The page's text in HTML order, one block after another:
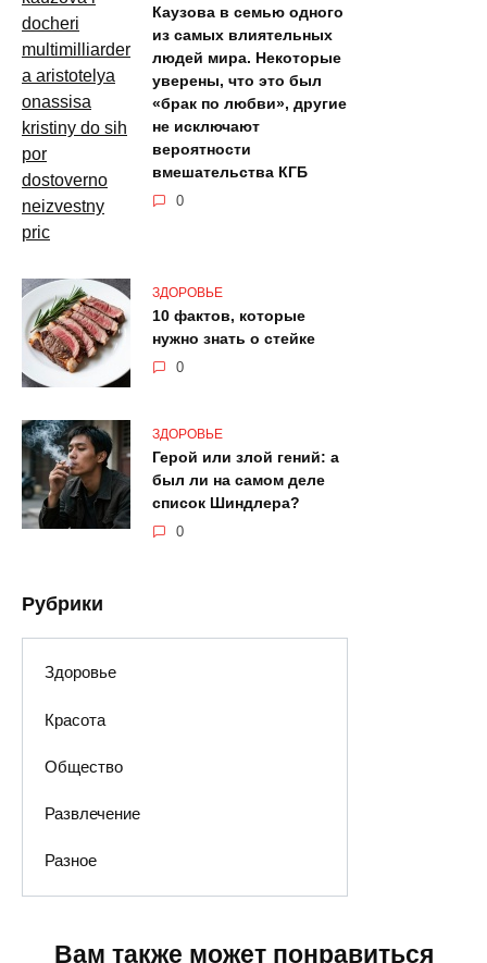
Каузова в семью одного
из самых влиятельных
людей мира. Некоторые
уверены, что это был
«брак по любви», другие
не исключают
вероятности
вмешательства КГБ
0
ЗДОРОВЬЕ
10 фактов, которые
нужно знать о стейке
0
ЗДОРОВЬЕ
Герой или злой гений: а
был ли на самом деле
список Шиндлера?
0
Рубрики
Здоровье
Красота
Общество
Развлечение
Разное
Вам также может понравиться